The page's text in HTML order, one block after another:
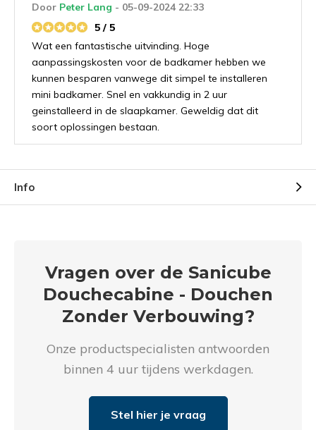
Door Peter Lang - 05-09-2024 22:33
5 / 5
Wat een fantastische uitvinding. Hoge
aanpassingskosten voor de badkamer hebben we
kunnen besparen vanwege dit simpel te installeren
mini badkamer. Snel en vakkundig in 2 uur
geinstalleerd in de slaapkamer. Geweldig dat dit
soort oplossingen bestaan.
Info
Vragen over de Sanicube
Douchecabine - Douchen
Zonder Verbouwing?
Onze productspecialisten antwoorden
binnen 4 uur tijdens werkdagen.
Stel hier je vraag
Demonstratie in de showroom
Proefrit aan huis
Demonstratie in de showroom
Gratis slaapadvies aan huis
Emailadres *
Telefoonnummer*